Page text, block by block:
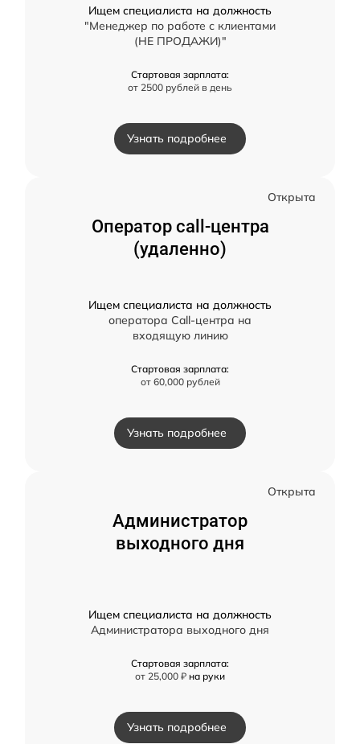
Ищем специалиста на должность
"Менеджер по работе с клиентами
(НЕ ПРОДАЖИ)"
Стартовая зарплата:
от 2500 рублей в день
Узнать подробнее
Открыта
Оператор call-центра
(удаленно)
Ищем специалиста на должность
оператора Call-центра на
входящую линию
Стартовая зарплата:
от 60,000 рублей
Узнать подробнее
Открыта
Администратор
выходного дня
Ищем специалиста на должность
Администратора выходного дня
Стартовая зарплата:
от 25,000 ₽ на руки
Узнать подробнее